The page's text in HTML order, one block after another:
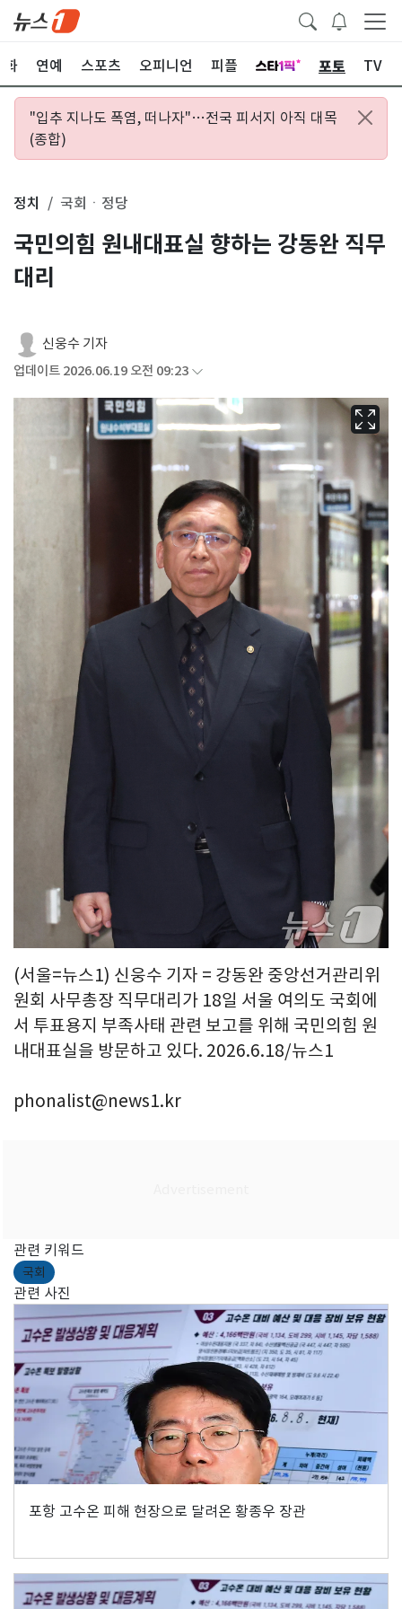
화 연예 스포츠 오피니언 피플 포토 TV
"입추 지나도 폭염, 떠나자"…전국 피서지 아직 대목
(종합)
정치 국회ㆍ정당
국민의힘 원내대표실 향하는 강동완 직무
대리
신웅수 기자
업데이트 2026.06.19 오전 09:23
(서울=뉴스1) 신웅수 기자 = 강동완 중앙선거관리위
원회 사무총장 직무대리가 18일 서울 여의도 국회에
서 투표용지 부족사태 관련 보고를 위해 국민의힘 원
내대표실을 방문하고 있다. 2026.6.18/뉴스1
phonalist@news1.kr
관련 키워드
국회
관련 사진
포항 고수온 피해 현장으로 달려온 황종우 장관